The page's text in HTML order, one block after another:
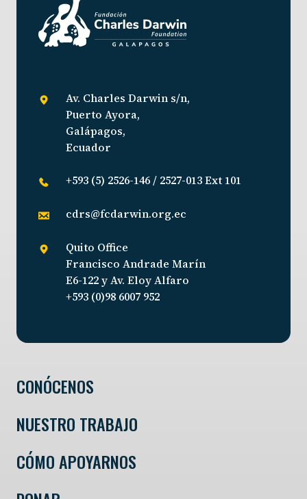
Av. Charles Darwin s/n,
Puerto Ayora,
Galápagos,
Ecuador
+593 (5) 2526-146 / 2527-013 Ext 101
cdrs@fcdarwin.org.ec
Quito Office
Francisco Andrade Marín
E6-122 y Av. Eloy Alfaro
+593 (0)98 6007 952
CONÓCENOS
NUESTRO TRABAJO
CÓMO APOYARNOS